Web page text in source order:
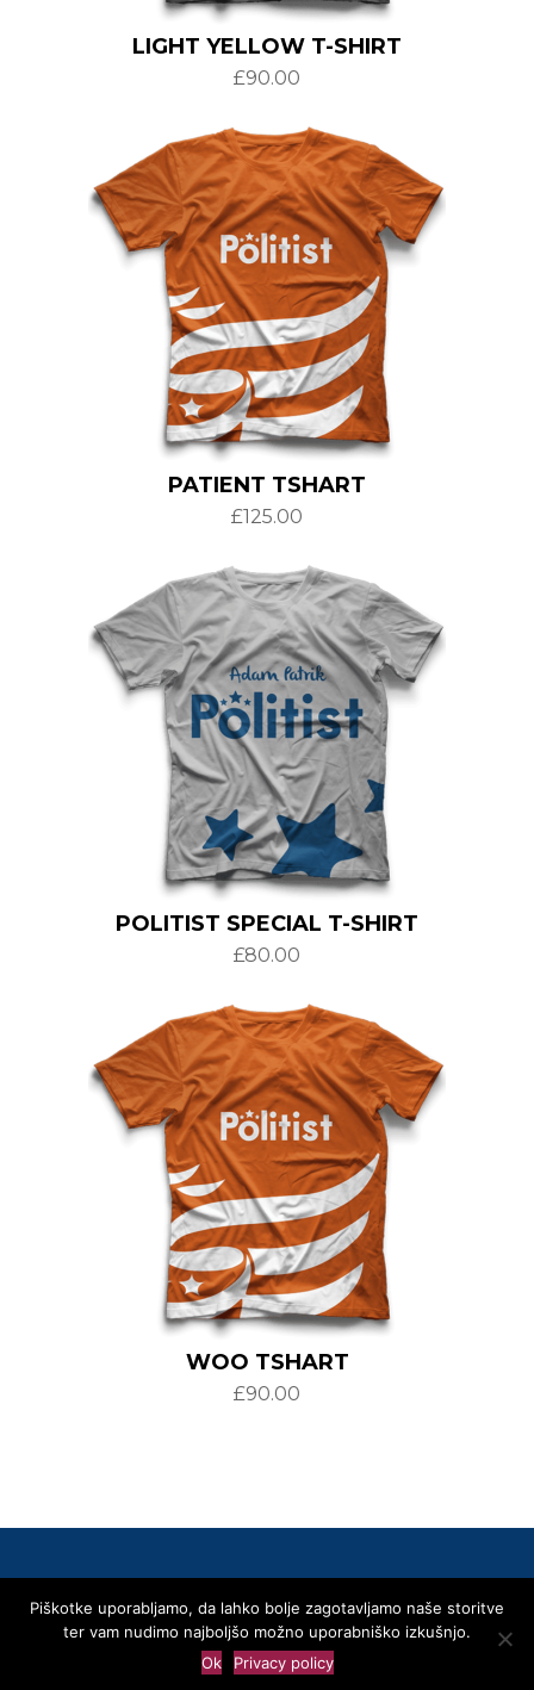
LIGHT YELLOW T-SHIRT
£90.00
PATIENT TSHART
£125.00
POLITIST SPECIAL T-SHIRT
£80.00
WOO TSHART
£90.00
© 2020 SLOVENSKA SKUPNOST
Kontakti Transparentnost – Area Trasparenza
Piškotke uporabljamo, da lahko bolje zagotavljamo naše storitve
ter vam nudimo najboljšo možno uporabniško izkušnjo.
Ok
Privacy policy